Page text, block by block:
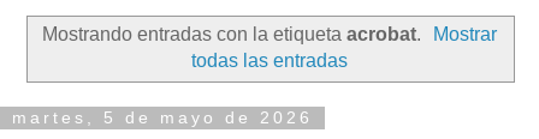
Mostrando entradas con la etiqueta acrobat.
Mostrar
todas las entradas
martes, 5 de mayo de 2026